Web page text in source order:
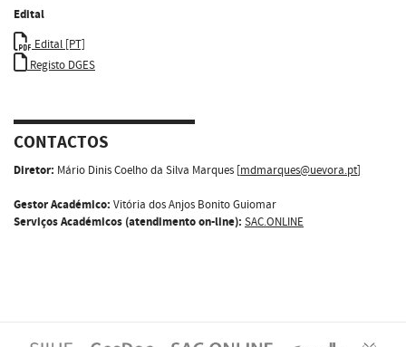
Edital
Edital [PT]
Registo DGES
CONTACTOS
Diretor: Mário Dinis Coelho da Silva Marques [mdmarques@uevora.pt]
Gestor Académico: Vitória dos Anjos Bonito Guiomar
Serviços Académicos (atendimento on-line): SAC.ONLINE